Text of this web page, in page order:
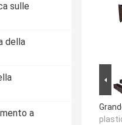
sulle
della
a